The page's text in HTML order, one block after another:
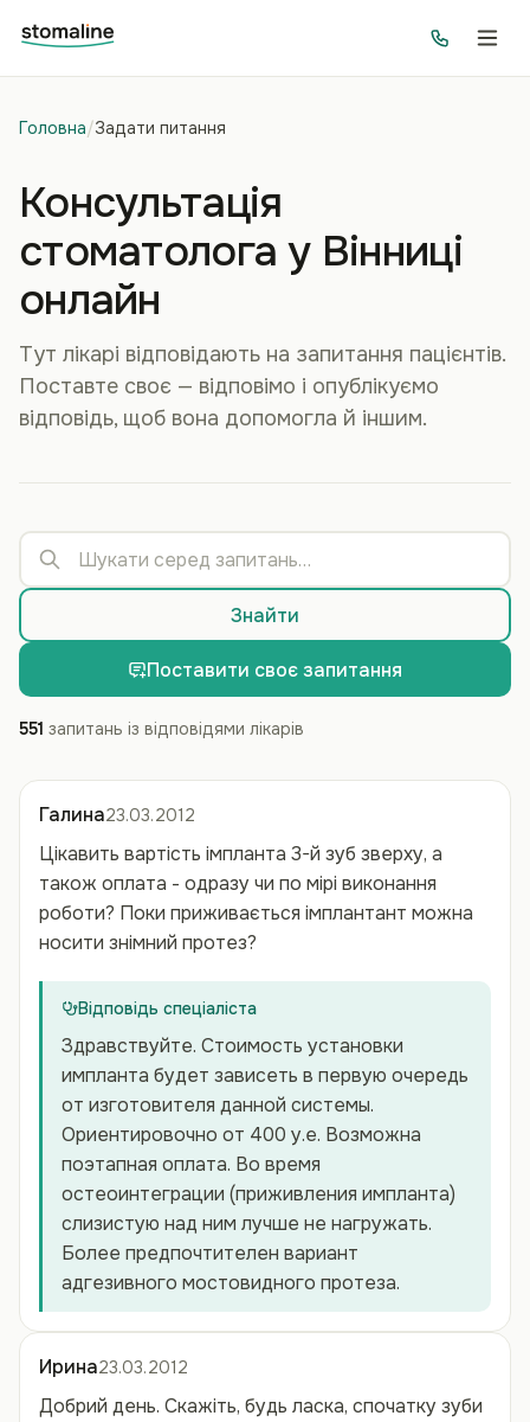
Головна/Задати питання
Консультація
стоматолога у Вінниці
онлайн
Тут лікарі відповідають на запитання пацієнтів.
Поставте своє — відповімо і опублікуємо
відповідь, щоб вона допомогла й іншим.
Знайти
Поставити своє запитання
551 запитань із відповідями лікарів
Галина23.03.2012
Цікавить вартість імпланта 3-й зуб зверху, а
також оплата - одразу чи по мірі виконання
роботи? Поки приживається імплантант можна
носити знімний протез?
Відповідь спеціаліста
Здравствуйте. Стоимость установки
импланта будет зависеть в первую очередь
от изготовителя данной системы.
Ориентировочно от 400 у.е. Возможна
поэтапная оплата. Во время
остеоинтеграции (приживления импланта)
слизистую над ним лучше не нагружать.
Более предпочтителен вариант
адгезивного мостовидного протеза.
Ирина23.03.2012
Добрий день. Скажіть, будь ласка, спочатку зуби